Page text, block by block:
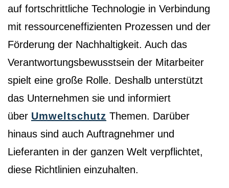
auf fortschrittliche Technologie in Verbindung
mit ressourceneffizienten Prozessen und der
Förderung der Nachhaltigkeit. Auch das
Verantwortungsbewusstsein der Mitarbeiter
spielt eine große Rolle. Deshalb unterstützt
das Unternehmen sie und informiert
über Umweltschutz Themen. Darüber
hinaus sind auch Auftragnehmer und
Lieferanten in der ganzen Welt verpflichtet,
diese Richtlinien einzuhalten.